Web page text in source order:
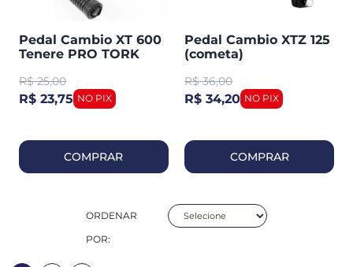
Pedal Cambio XT 600
Tenere PRO TORK
R$ 25,00
R$ 23,75
COMPRAR
Pedal Cambio XTZ 125
(cometa)
R$ 36,00
R$ 34,20
COMPRAR
ORDENAR
POR: